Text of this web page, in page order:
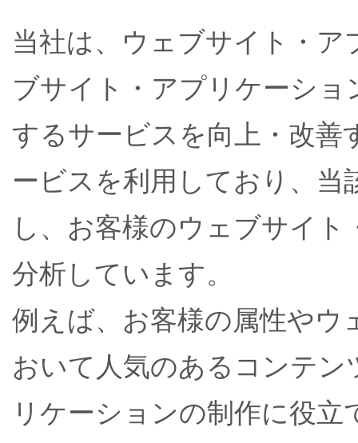
当社は、ウェブサイト・
ブサイト・アプリケーシ
するサービスを向上・改善
ービスを利用しており、当
し、お客様のウェブサイ
分析しています。
例えば、お客様の属性や
おいて人気のあるコンテ
リケーションの制作に役立